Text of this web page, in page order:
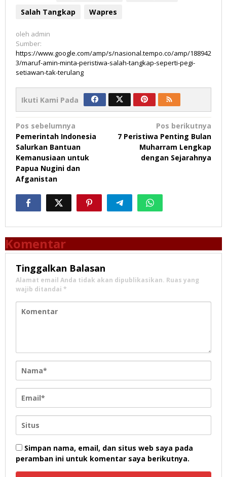
Salah Tangkap
Wapres
oleh admin
Sumber:
https://www.google.com/amp/s/nasional.tempo.co/amp/188942
3/maruf-amin-minta-peristiwa-salah-tangkap-seperti-pegi-
setiawan-tak-terulang
Ikuti Kami Pada
Navigasi
pos
Pos sebelumnya
Pemerintah Indonesia
Salurkan Bantuan
Kemanusiaan untuk
Papua Nugini dan
Afganistan
Pos berikutnya
7 Peristiwa Penting Bulan
Muharram Lengkap
dengan Sejarahnya
Komentar
Tinggalkan Balasan
Alamat email Anda tidak akan dipublikasikan. Ruas yang
wajib ditandai *
Simpan nama, email, dan situs web saya pada
peramban ini untuk komentar saya berikutnya.